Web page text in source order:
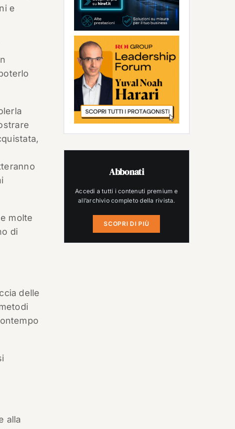
e
molte
di
delle
alla
Abbonati
Accedi a tutti i contenuti premium e
all’archivio completo della rivista.
SCOPRI DI PIÙ